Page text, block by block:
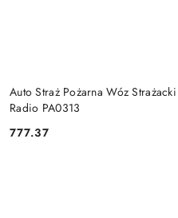
Auto Straż Pożarna Wóz
Radio PA0313
Cena:
777.37